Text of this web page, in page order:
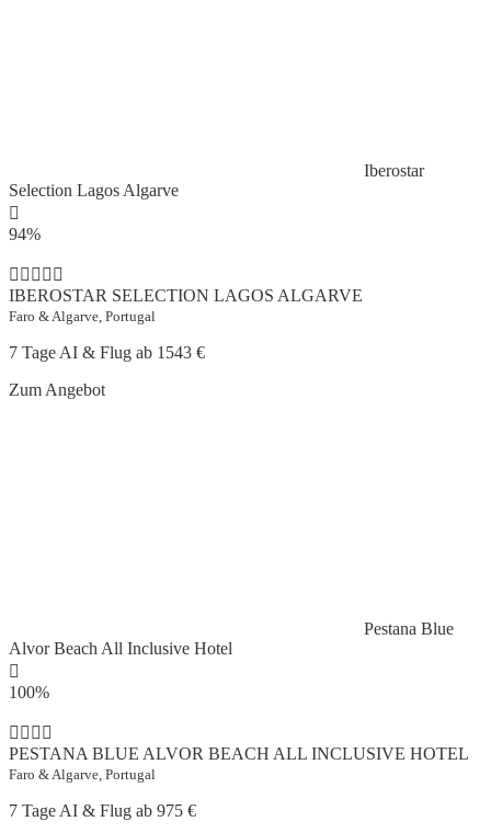
Iberostar
Selection Lagos Algarve
94%
IBEROSTAR SELECTION LAGOS ALGARVE
Faro & Algarve, Portugal
7 Tage AI & Flug ab 1543 €
Zum Angebot
Pestana Blue
Alvor Beach All Inclusive Hotel
100%
PESTANA BLUE ALVOR BEACH ALL INCLUSIVE HOTEL
Faro & Algarve, Portugal
7 Tage AI & Flug ab 975 €